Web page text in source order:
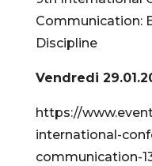
Communication:
Discipline
Vendredi
https://
international-
communication-